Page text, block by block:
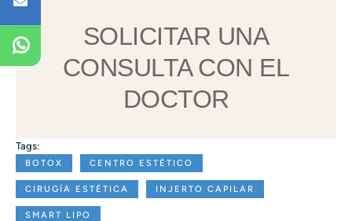
SOLICITAR UNA
CONSULTA CON EL
DOCTOR
Tags:
BOTOX CENTRO ESTÉTICO
CIRUGÍA ESTÉTICA INJERTO CAPILAR
SMART LIPO